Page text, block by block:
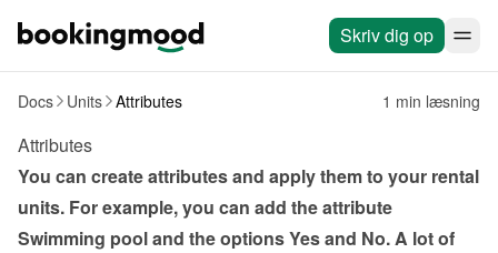
Skriv dig op
Docs Units Attributes 1 min læsning
Attributes
You can create attributes and apply them to your rental
units. For example, you can add the attribute
Swimming pool and the options Yes and No. A lot of